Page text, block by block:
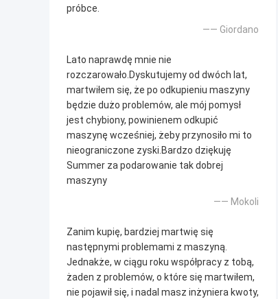
próbce.
—— Giordano
Lato naprawdę mnie nie
rozczarowało.Dyskutujemy od dwóch lat,
martwiłem się, że po odkupieniu maszyny
będzie dużo problemów, ale mój pomysł
jest chybiony, powinienem odkupić
maszynę wcześniej, żeby przynosiło mi to
nieograniczone zyski.Bardzo dziękuję
Summer za podarowanie tak dobrej
maszyny
—— Mokoli
Zanim kupię, bardziej martwię się
następnymi problemami z maszyną.
Jednakże, w ciągu roku współpracy z tobą,
żaden z problemów, o które się martwiłem,
nie pojawił się, i nadal masz inżyniera kwoty,